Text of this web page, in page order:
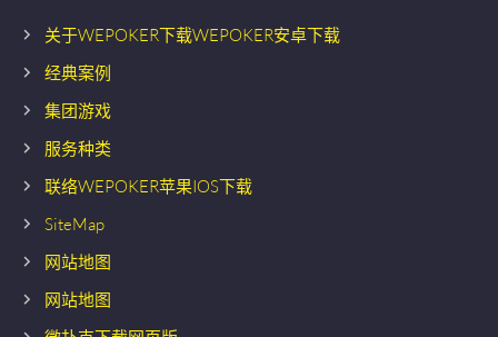
关于WEPOKER下载WEPOKER安卓下载
经典案例
集团游戏
服务种类
联络WEPOKER苹果IOS下载
SiteMap
网站地图
网站地图